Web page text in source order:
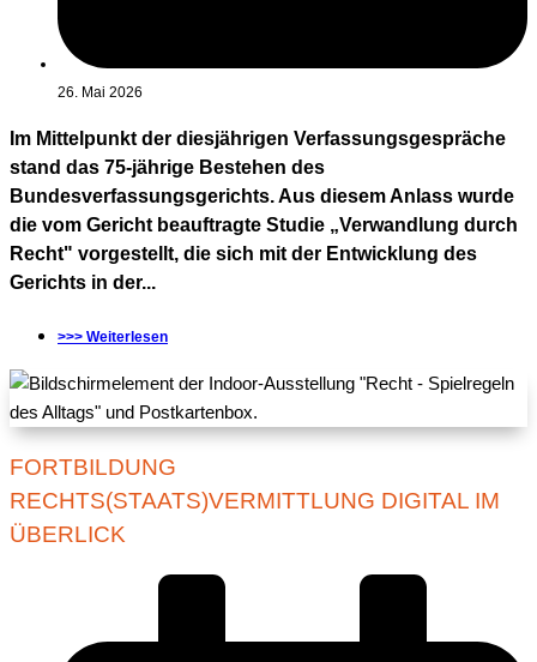
26. Mai 2026
Im Mittelpunkt der diesjährigen Verfassungsgespräche
stand das 75-jährige Bestehen des
Bundesverfassungsgerichts. Aus diesem Anlass wurde
die vom Gericht beauftragte Studie „Verwandlung durch
Recht" vorgestellt, die sich mit der Entwicklung des
Gerichts in der...
>>> Weiterlesen
FORTBILDUNG
RECHTS(STAATS)VERMITTLUNG DIGITAL IM
ÜBERLICK